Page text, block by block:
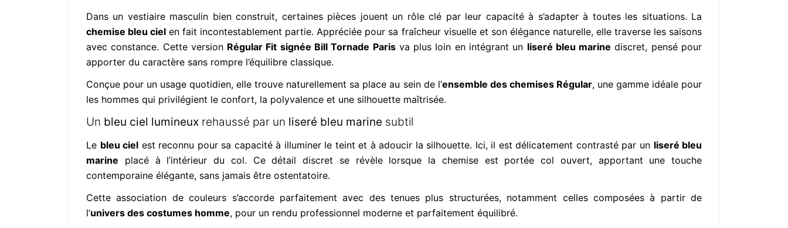
Dans un vestiaire masculin bien construit, certaines pièces jouent un rôle clé par leur capacité à s’adapter à toutes les situations. La
chemise bleu ciel en fait incontestablement partie. Appréciée pour sa fraîcheur visuelle et son élégance naturelle, elle traverse les saisons
avec constance. Cette version Régular Fit signée Bill Tornade Parisva plus loin en intégrant un liseré bleu marine discret, pensé pour
apporter du caractère sans rompre l’équilibre classique.
Conçue pour un usage quotidien, elle trouve naturellement sa place au sein de l’ensemble des chemises Régular, une gamme idéale pour
les hommes qui privilégient le confort, la polyvalence et une silhouette maîtrisée.
Un bleu ciel lumineux rehaussé par un liseré bleu marine subtil
Le bleu ciel est reconnu pour sa capacité à illuminer le teint et à adoucir la silhouette. Ici, il est délicatement contrasté par un liseré bleu
marine placé à l’intérieur du col. Ce détail discret se révèle lorsque la chemise est portée col ouvert, apportant une touche
contemporaine élégante, sans jamais être ostentatoire.
Cette association de couleurs s’accorde parfaitement avec des tenues plus structurées, notamment celles composées à partir de
l’univers des costumes homme, pour un rendu professionnel moderne et parfaitement équilibré.